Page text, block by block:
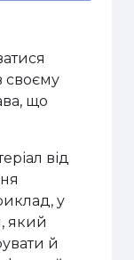
своєму
що
від
у
який
й